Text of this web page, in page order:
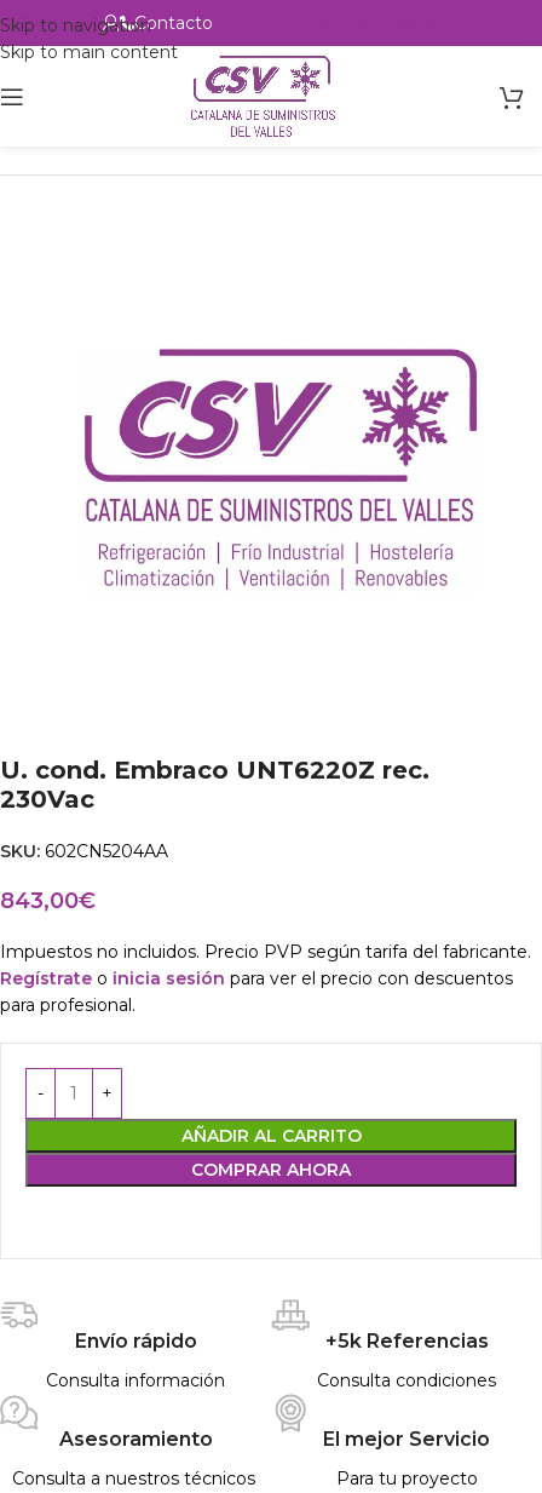
Skip to navigation
Skip to main content
Contacto
csvalles
U. cond. Embraco UNT6220Z rec.
230Vac
SKU: 602CN5204AA
843,00€
Impuestos no incluidos. Precio PVP según tarifa del fabricante.
Regístrate o inicia sesión para ver el precio con descuentos
para profesional.
AÑADIR AL CARRITO
COMPRAR AHORA
Envío rápido
Consulta información
+5k Referencias
Consulta condiciones
Asesoramiento
Consulta a nuestros técnicos
El mejor Servicio
Para tu proyecto